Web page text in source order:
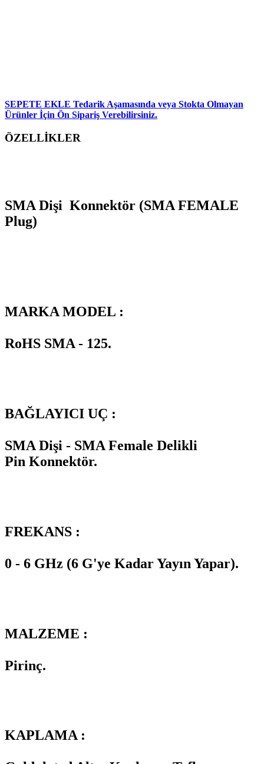
SEPETE EKLE Tedarik Aşamasında veya Stokta Olmayan
Ürünler İçin Ön Sipariş Verebilirsiniz.
ÖZELLİKLER
SMA Dişi Konnektör (SMA FEMALE
Plug)
MARKA MODEL :
RoHS SMA - 125.
BAĞLAYICI UÇ :
SMA Dişi - SMA Female Delikli
Pin Konnektör.
FREKANS :
0 - 6 GHz (6 G'ye Kadar Yayın Yapar).
MALZEME :
Pirinç.
KAPLAMA :